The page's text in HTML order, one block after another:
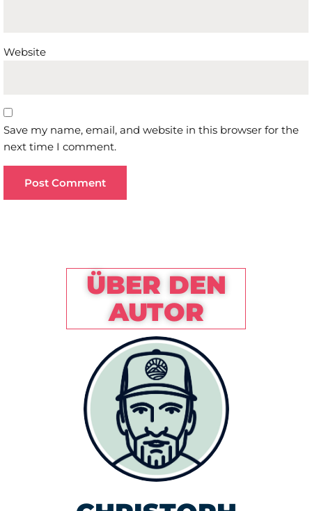
Website
Save my name, email, and website in this browser for the
next time I comment.
ÜBER DEN
AUTOR